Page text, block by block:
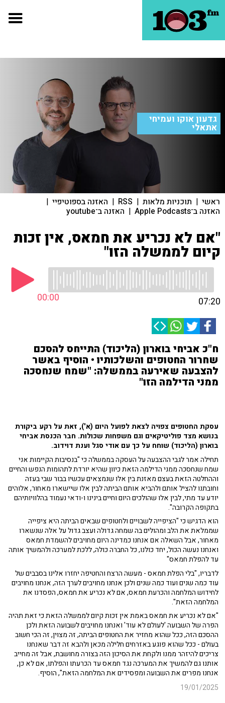
גדעון אוקו ועמיחי
אתאלי
ראשי | תוכניות מלאות |
RSS
| האזנה בספוטיפיי |
האזנה ב־Apple Podcasts | האזנה ב־youtube
"אם לא נכריע את חמאס, אין זכות
קיום לממשלה הזו"
00:00 07:20
ח"כ אביחי בוארון (הליכוד) התייחס להסכם
שחרור החטופים והשלכותיו • הוסיף באשר
להצבעה שאירעה בממשלה: "שמח שנחסכה
ממני הדילמה הזו"
עסקת החטופים צפויה לצאת לפועל היום (א'), זאת על רקע ביקורת
בנושא מצד פוליטיקאים וגם משפחות שכולות. חבר הכנסת אביחי
בוארון (הליכוד) שוחח על כך עם אודי סגל וענת דוידוב.
תחילה אמר לגבי ההצבעה על העסקה בממשלה כי "בנסיבות הקיימות אני
שמח שנחסכה ממני הדילמה הזאת כיוון שהיא יורדת לתהומות הנפש והחיים
וההחלטה הזאת בעצם מאזנת בין אלו שנמצאים עכשיו בבור שבי בעזה
וחובתנו להציל אותם ולהביא אותם הביתה לבין אלו שיישארו מאחור, אלוהים
יודע עד מתי, לבין אלו שהולכים היום וחיים בינינו ו-ודאי נעמוד בהלוויותיהם
בתקופה הקרובה".
הוא הדגיש כי "הציפייה לשבויים ולחטופים שבאים הביתה היא ציפייה
שממלאת את הלב ומהולים בה שמחה גדולה ועצב גדול על אלה שנשארו
מאחור, אבל השאלה אם אנחנו כמדינה היום מחויבים להשמדת חמאס
ואנחנו נעשה הכול, יחד כולנו, כל החברה כולה, ללכת למערכה ולהמשיך אותה
עד להפלת חמאס"
לדבריו, "בלי הפלת חמאס - מעשה הרצח והחטיפה יחזרו אלינו בסבבים של
עוד כמה שנים ועוד כמה שנים ולכן אנחנו מחויבים לערך הזה, אנחנו מחויבים
לחידוש המלחמה והכרעת חמאס, אם לא נכריע את חמאס, הפסדנו את
המלחמה הזאת".
"אם לא נכריע את חמאס באמת אין זכות קיום לממשלה הזאת כי זאת תהיה
הפרה של השבועה 'לעולם לא עוד' ואנחנו מחויבים לשבועה הזאת ולכן
ההסכם הזה, ככל שהוא מחזיר את החטופים הביתה, זה מצוין, זה הכי חשוב
בעולם - ככל שהוא פוגע באזרחים חלילה מכאן ולהבא זה דבר שאנחנו
צריכים להיזהר ממנו ולקחת את הסיכון הזה בצורה מחושבת, אבל זה מחייב
אותנו גם להמשיך את המערכה נגד חמאס עד הכרעתו והפלתו, אם לא כן,
אנחנו מפרים את השבועה ומפסידים את המלחמה הזאת", הוסיף.
19/01/2025